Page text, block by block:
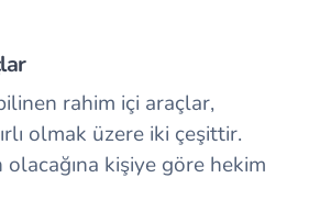
rahim içi araçlar,
olmak üzere iki çeşittir.
kişiye göre hekim